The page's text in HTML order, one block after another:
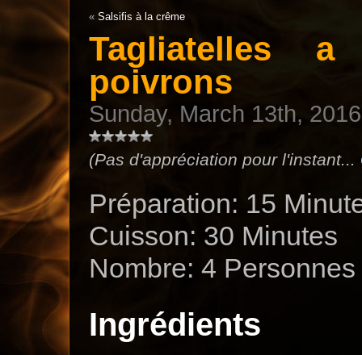
« Salsifis à la crême
Tagliatelles
poivrons
Sunday, March 13th, 2016
(Pas d'appréciation pour l'instant...
Préparation: 15
Cuisson: 30 Minutes
Nombre: 4 Personnes
Ingrédients